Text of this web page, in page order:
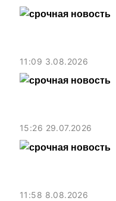
11:09 3.08.2026
15:26 29.07.2026
11:58 8.08.2026